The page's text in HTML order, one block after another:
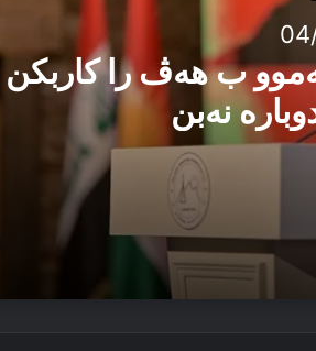
ب هەڤ را کاربکن
نەبن
ئەڤ تاوان دوبارە نەبن